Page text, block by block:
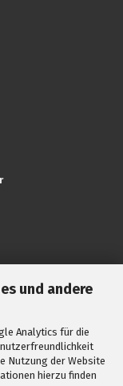
und andere
Analytics für die
Nutzung der Website
hierzu finden